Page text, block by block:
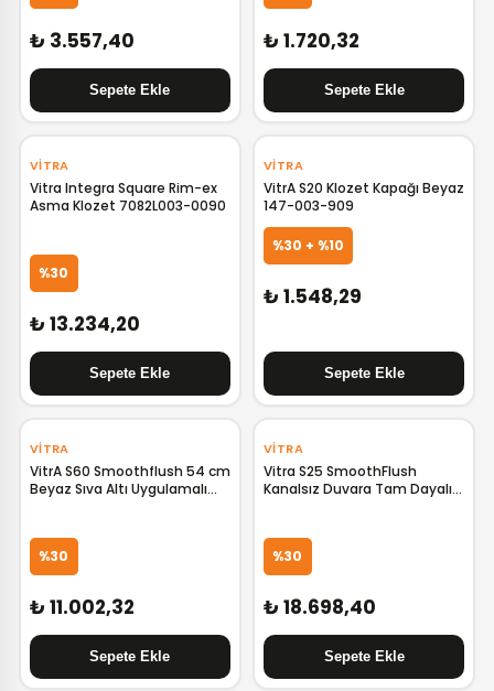
₺ 3.557,40 ₺ 1.720,32
VITRA
Vitra Integra Square Rim-ex
Asma Klozet 7082L003-0090
%30
₺ 13.234,20
VITRA
VitrA S20 Klozet Kapağı Beyaz
147-003-909
%30 + %10
₺ 1.548,29
VITRA
VitrA S60 Smoothflush 54 cm
Beyaz Sıva Altı Uygulamalı
%30
₺ 11.002,32
VITRA
Vitra S25 SmoothFlush
Kanalsız Duvara Tam Dayalı
%30
₺ 18.698,40